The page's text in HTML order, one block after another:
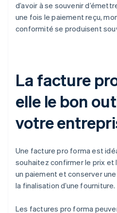
d’avoir à se souvenir
une fois le paiement reçu,
conformité se produisent
La facture
elle le bon
votre
Une facture pro forma est
souhaitez confirmer le prix et
un paiement et conserver
la finalisation d’une fourniture.
Les factures pro forma